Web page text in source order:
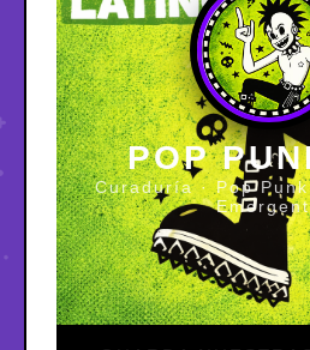
POP
Curaduría · Pop Punk